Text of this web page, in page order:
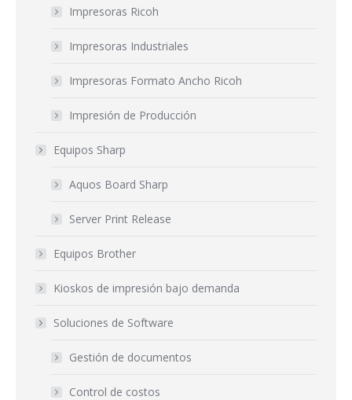
Impresoras Ricoh
Impresoras Industriales
Impresoras Formato Ancho Ricoh
Impresión de Producción
Equipos Sharp
Aquos Board Sharp
Server Print Release
Equipos Brother
Kioskos de impresión bajo demanda
Soluciones de Software
Gestión de documentos
Control de costos